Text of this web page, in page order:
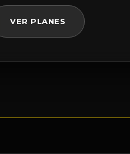
VER PLANES